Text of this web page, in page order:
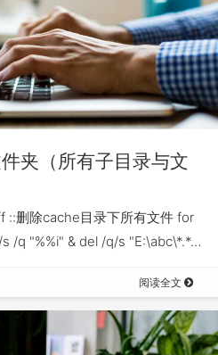
夹（所有子目录与文
::删除cache目录下所有文件 for
/q "%%i" & del /q/s "E:\abc\*.*…
阅读全文